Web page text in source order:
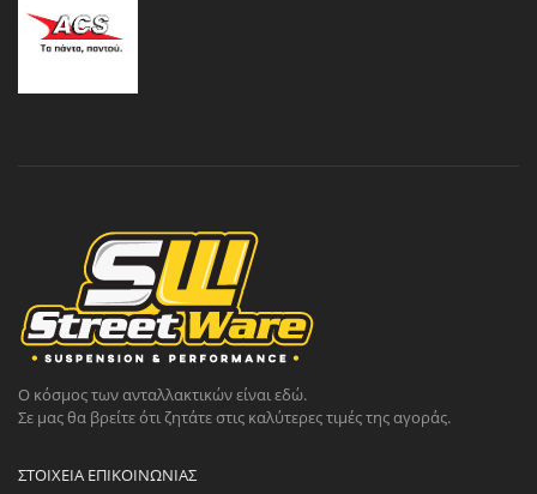
Ο κόσμος των ανταλλακτικών είναι εδώ.
Σε μας θα βρείτε ότι ζητάτε στις καλύτερες τιμές της αγοράς.
ΣΤΟΙΧΕΊΑ ΕΠΙΚΟΙΝΩΝΊΑΣ